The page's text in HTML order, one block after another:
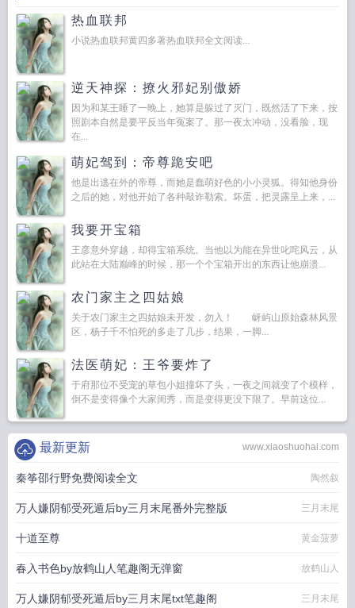
热血联邦
小说热血联邦黄四多著热血联邦全文阅读...
逆天神探：撩火邪妃别傲娇
因为和某王睡了一晚上，她算是躲过了灭门，既然活了下来，按
照剧本自然是要平反当年冤案了。那一夜太冲动，没看脸，现
在...
萌妃驾到：帝尊跪安吧
他是出逃在外的帝尊，而她是蠢萌好色的小小灵狐。得知他身份
之后的她，对他开始了各种敲诈勒索。坏蛋，把灵露呈上来，...
我要开宝箱
王彦意外穿越，却得宝箱系统。当他以为能在异世叱咤风云，从
此站在大陆巅峰的时候，那一个个宝箱开出的东西让他崩溃...
农门家主之四姑娘
关于农门家主之四姑娘未开发，勿入！ 岈屿山原始森林风景
区，杨子千不怕死的多走了几步，结果，一脚...
法医萌妃：王爷要炸了
于府那位不受宠的草包小姐撞坏了头，一夜之间就变了个模样，
倒不是变得像个大家闺秀，而是变得更没下限了。早前这位...
www.xiaoshuohai.com
最新更新
秦筝邵行野免费阅读全文 陶然叙
万人嫌阴郁受死遁后by三月末尾番外完整版 三月末尾
十道至尊 黄金菠萝
春入书色by放鹤山人笔趣阁无弹窗 放鹤山人
万人嫌阴郁受死遁后by三月末尾txt笔趣阁 三月末尾